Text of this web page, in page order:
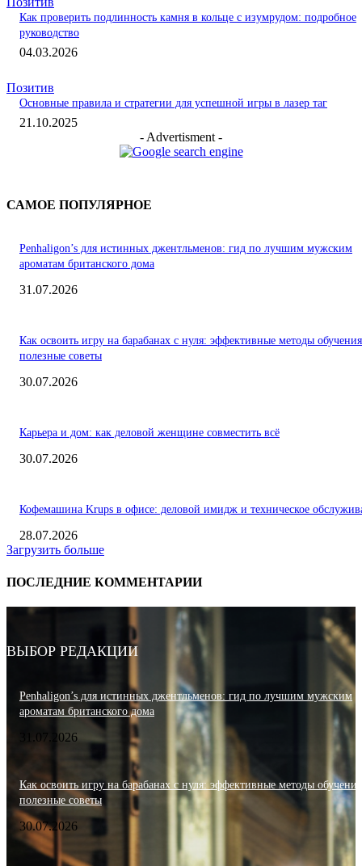
Как проверить подлинность камня в кольце с изумрудом: подробное
руководство
04.03.2026
Позитив
Основные правила и стратегии для успешной игры в лазер таг
21.10.2025
- Advertisment -
САМОЕ ПОПУЛЯРНОЕ
Penhaligon’s для истинных джентльменов: гид по лучшим мужским
ароматам британского дома
31.07.2026
Как освоить игру на барабанах с нуля: эффективные методы
полезные советы
30.07.2026
Карьера и дом: как деловой женщине совместить всё
30.07.2026
Кофемашина Krups в офисе: деловой имидж и техническое
28.07.2026
Загрузить больше
ПОСЛЕДНИЕ КОММЕНТАРИИ
ВЫБОР РЕДАКЦИИ
Penhaligon’s для истинных джентльменов: гид по лучшим мужским
ароматам британского дома
31.07.2026
Как освоить игру на барабанах с нуля: эффективные методы
полезные советы
30.07.2026